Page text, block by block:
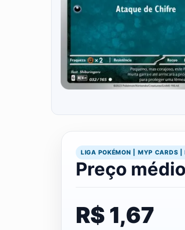
LIGA POKÉMON | MYP CARDS |
Preço
R$ 1,67